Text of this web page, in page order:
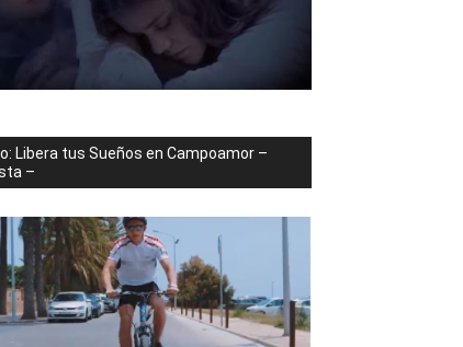
Libera tus Sueños en Campoamor –
–